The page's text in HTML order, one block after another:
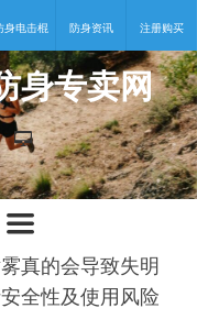
身专卖网
身电击棍 防身资讯 注册购买
넡
真的会导致失明
全性及使用风险
끀